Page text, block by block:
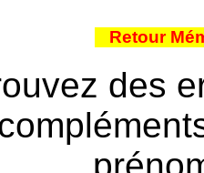
Retour
des